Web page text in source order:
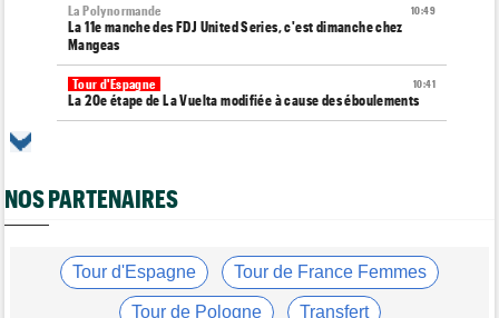
10:49
La Polynormande
La 11e manche des FDJ United Series, c'est dimanche chez
Mangeas
10:41
Tour d'Espagne
La 20e étape de La Vuelta modifiée à cause des éboulements
Tour de France Femmes
09:38
Tour de France Femmes
Lorena Wiebes : "Le maillot vert ? J’avais quelques doutes"
NOS PARTENAIRES
Tour d'Espagne Tour de France Femmes
Tour de Pologne Transfert